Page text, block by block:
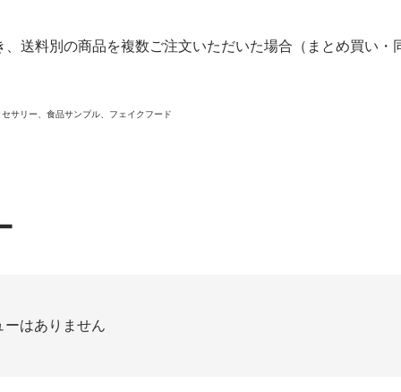
送料別の商品を複数ご注文いただいた場合（まとめ買い・
サリー、食品サンプル、フェイクフード
ーはありません